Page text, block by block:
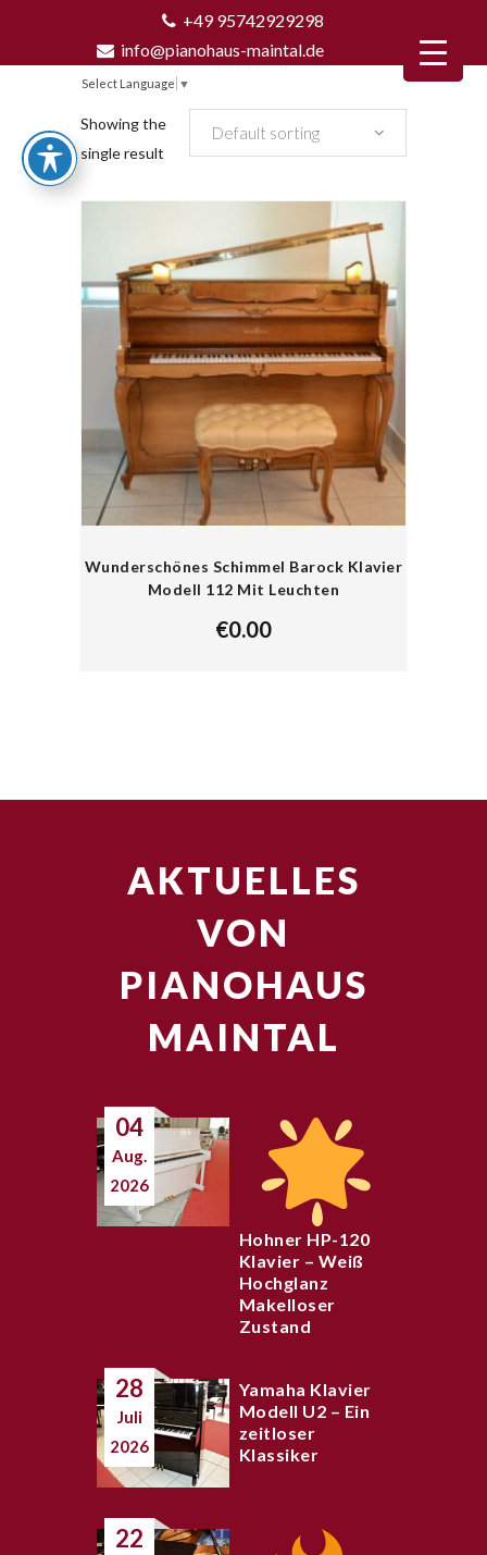
+49 95742929298
info@pianohaus-maintal.de
Select Language ▼
Showing the
single result
Default sorting
Wunderschönes Schimmel Barock Klavier
Modell 112 Mit Leuchten
€0.00
AKTUELLES
VON
PIANOHAUS
MAINTAL
04
Aug.
2026
Hohner HP-120
Klavier – Weiß
Hochglanz
Makelloser
Zustand
28
Juli
2026
Yamaha Klavier
Modell U2 – Ein
zeitloser
Klassiker
22